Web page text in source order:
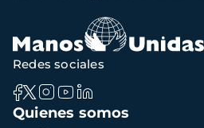
Navegación
principal
Quienes somos
Redes sociales